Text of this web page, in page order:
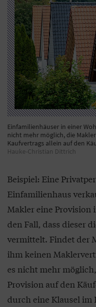
Einfamilienhäuser in einer
nicht mehr möglich, die
Kaufvertrags allein auf den
Hauke-Christian Dittrich
Beispiel: Eine
Einfamilienhaus
Makler eine Provision
den Fall, dass dieser
vermittelt. Findet der
ihm keinen
es nicht mehr
Provision auf den
durch eine Klausel im